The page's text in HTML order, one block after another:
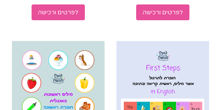
לפרטים ורכישה לפרטים ורכישה